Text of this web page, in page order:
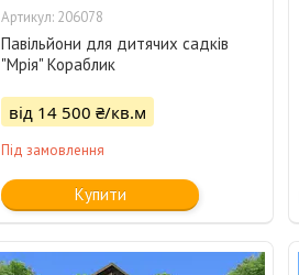
206078
Павільйони для дитячих садків
"Мрія" Кораблик
від 14 500 ₴/кв.м
Під замовлення
Купити